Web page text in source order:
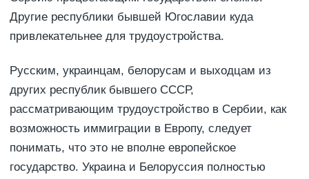
Другие республики бывшей Югославии куда
привлекательнее для трудоустройства.
Русским, украинцам, белорусам и выходцам из
других республик бывшего СССР,
рассматривающим трудоустройство в Сербии, как
возможность иммиграции в Европу, следует
понимать, что это не вполне европейское
государство. Украина и Белоруссия полностью